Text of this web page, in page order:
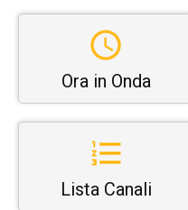
Ora in Onda
Lista Canali